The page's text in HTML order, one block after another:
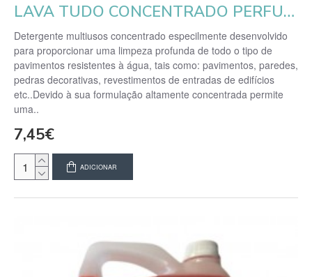
LAVA TUDO CONCENTRADO PERFUMADO FLORAL C/ DOS. 1L
Detergente multiusos concentrado especilmente desenvolvido
para proporcionar uma limpeza profunda de todo o tipo de
pavimentos resistentes à água, tais como: pavimentos, paredes,
pedras decorativas, revestimentos de entradas de edifícios
etc..Devido à sua formulação altamente concentrada permite
uma..
7,45€
ADICIONAR